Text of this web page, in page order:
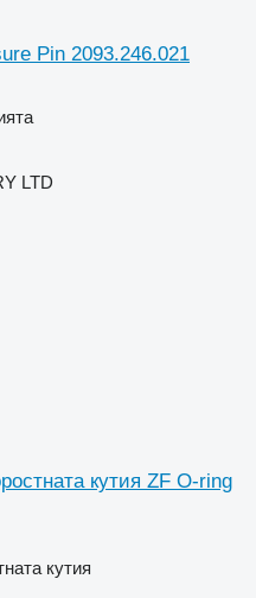
Pin 2093.246.021
LTD
кутия ZF O-ring
кутия